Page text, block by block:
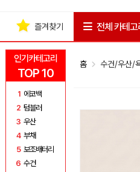
인기카테고리
TOP 10
1 에코백
2 텀블러
3 우산
4 부채
5 보조배터리
6 수건
즐겨찾기 전체 카테고
홈 수건/우산/